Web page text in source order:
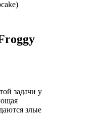
задачи у
злые